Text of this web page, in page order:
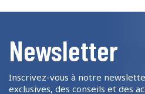
Newsletter
Inscrivez-vous à notre
exclusives, des conseils et des